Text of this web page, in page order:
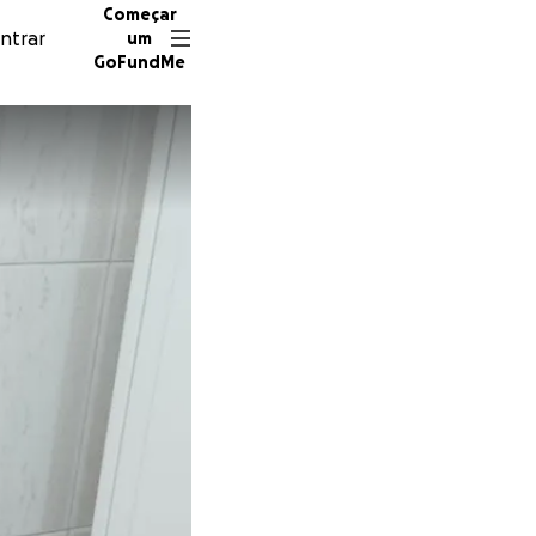
Começar
um
GoFundMe